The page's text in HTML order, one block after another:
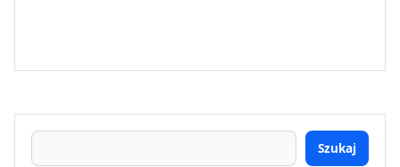
Szukaj